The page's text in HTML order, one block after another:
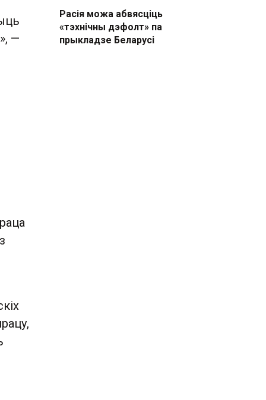
—
Расія можа абвясціць
«тэхнічны дэфолт» па
прыкладзе Беларусі